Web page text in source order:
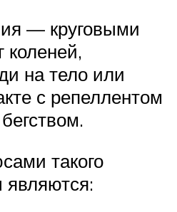
— круговыми
коленей,
на тело или
с репеллентом
такого
являются: